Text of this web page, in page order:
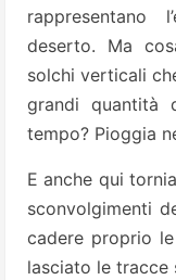
deserto. Ma
solchi verticali
grandi quantità
tempo? Pioggia
E anche qui
sconvolgimenti
cadere proprio
lasciato le tracce